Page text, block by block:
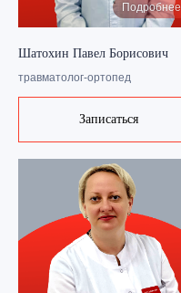
Подробнее
Шатохин Павел Борисович
травматолог-ортопед
Записаться